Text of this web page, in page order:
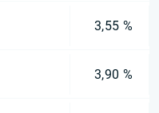
3,55 %
3,90 %